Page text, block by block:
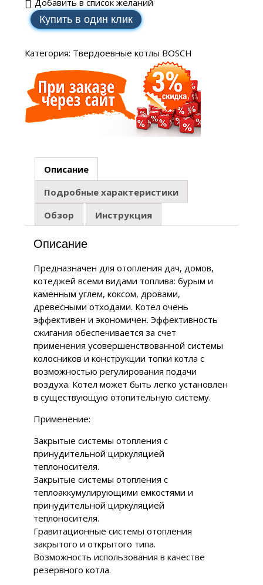
Добавить в список желаний
Купить в один клик
Категория: Твердоевные котлы BOSCH
Описание
Подробные характеристики
Обзор
Инструкция
Описание
Предназначен для отопления дач, домов,
котеджей всеми видами топлива: бурым и
каменным углем, коксом, дровами,
древесными отходами. Котел очень
эффективен и экономичен. Эффективность
сжигания обеспечивается за счет
применения усовершенствованной системы
колосников и конструкции топки котла с
возможностью регулирования подачи
воздуха. Котел может быть легко установлен
в существующую отопительную систему.
Применение:
Закрытые системы отопления с
принудительной циркуляцией
теплоносителя.
Закрытые системы отопления с
теплоаккумулирующими емкостями и
принудительной циркуляцией
теплоносителя.
Гравитационные системы отопления
закрытого и открытого типа.
Возможность использования в качестве
резервного котла.